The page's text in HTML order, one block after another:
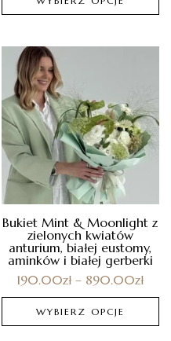
Bukiet Mint & Moonlight z
zielonych kwiatów
anturium, białej eustomy,
aminków i białej gerberki
190.00zł – 890.00zł
WYBIERZ OPCJE